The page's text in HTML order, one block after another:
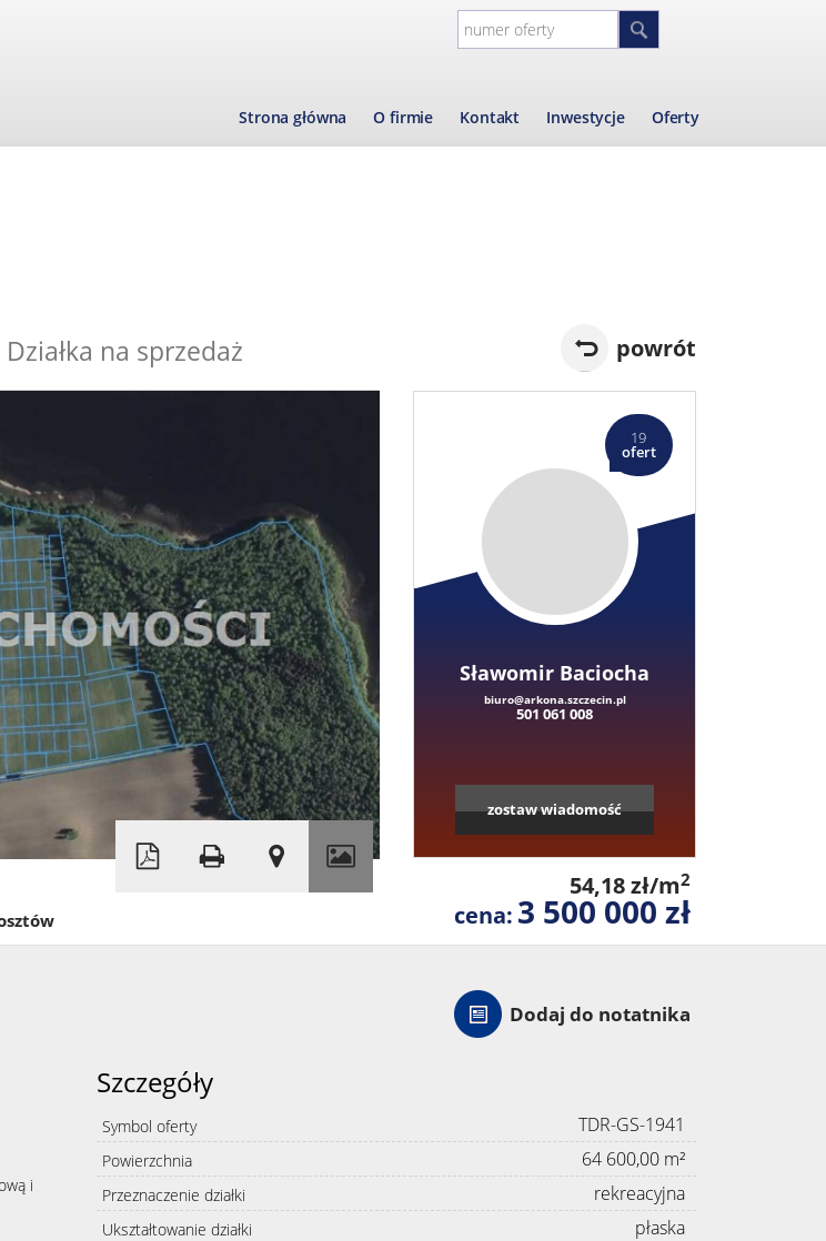
Strona główna O firmie Kontakt Inwestycje Oferty
Działka na sprzedaż powrót
©OpenStreetMap contributors
19
ofert
Sławomir Baciocha
biuro@arkona.szczecin.pl
501 061 008
zostaw wiadomość
54,18 zł/m2
cena: 3 500 000 zł
Dodaj do notatnika
i
Szczegóły
Symbol oferty TDR-GS-1941
Powierzchnia 64 600,00 m²
Przeznaczenie działki rekreacyjna
Ukształtowanie działki płaska